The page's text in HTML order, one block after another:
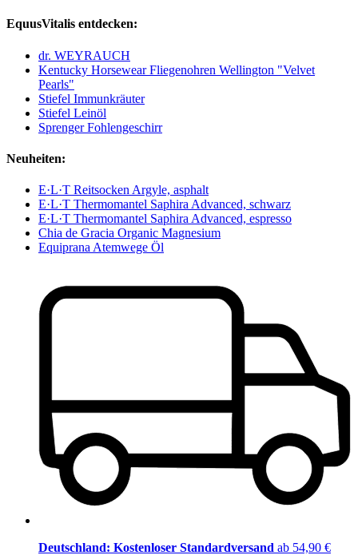
EquusVitalis entdecken:
dr. WEYRAUCH
Kentucky Horsewear Fliegenohren Wellington "Velvet
Pearls"
Stiefel Immunkräuter
Stiefel Leinöl
Sprenger Fohlengeschirr
Neuheiten:
E·L·T Reitsocken Argyle, asphalt
E·L·T Thermomantel Saphira Advanced, schwarz
E·L·T Thermomantel Saphira Advanced, espresso
Chia de Gracia Organic Magnesium
Equiprana Atemwege Öl
Deutschland: Kostenloser Standardversand ab 54,90 €